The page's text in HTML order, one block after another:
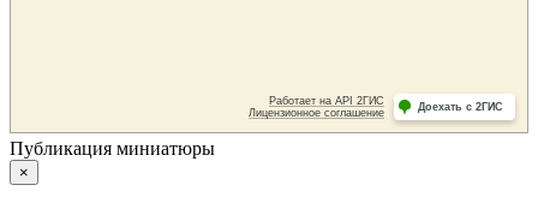
Публикация миниатюры
×